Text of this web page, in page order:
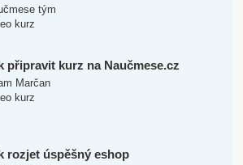
tým
kurz
připravit kurz na Naučmese.cz
Marčan
kurz
rozjet úspěšný eshop